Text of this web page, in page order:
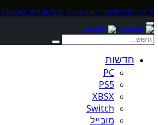
X (טוויטר) פייסבוק Threads WhatsApp Telegram
חדשות
PC
PS5
XBSX
Switch
מובייל